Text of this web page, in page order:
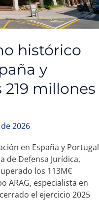
histórico
y
millones
2026
en España y Portugal
de Defensa Jurídica,
los 113M€
ARAG, especialista en
el ejercicio 2025